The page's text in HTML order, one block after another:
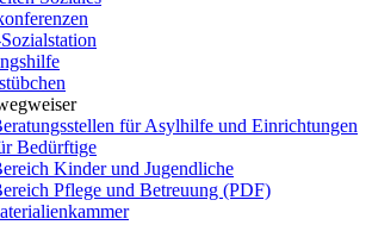
für Asylhilfe und Einrichtungen
Bedürftige
Kinder und Jugendliche
Pflege und Betreuung (PDF)